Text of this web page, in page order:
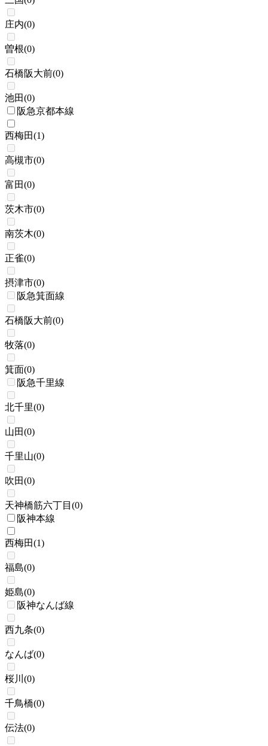
庄内(0)
曽根(0)
石橋阪大前(0)
池田(0)
阪急京都本線
西梅田(1)
高槻市(0)
富田(0)
茨木市(0)
南茨木(0)
正雀(0)
摂津市(0)
阪急箕面線
石橋阪大前(0)
牧落(0)
箕面(0)
阪急千里線
北千里(0)
山田(0)
千里山(0)
吹田(0)
天神橋筋六丁目 (0)
阪神本線
西梅田(1)
福島(0)
姫島(0)
阪神なんば線
西九条(0)
なんば(0)
桜川 (0)
千鳥橋(0)
伝法(0)